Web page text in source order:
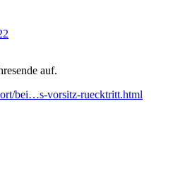
auf.
bei…s-vorsitz-ruecktritt.html